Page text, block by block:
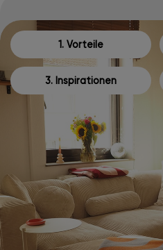
1. Vorteile
3. Inspirationen